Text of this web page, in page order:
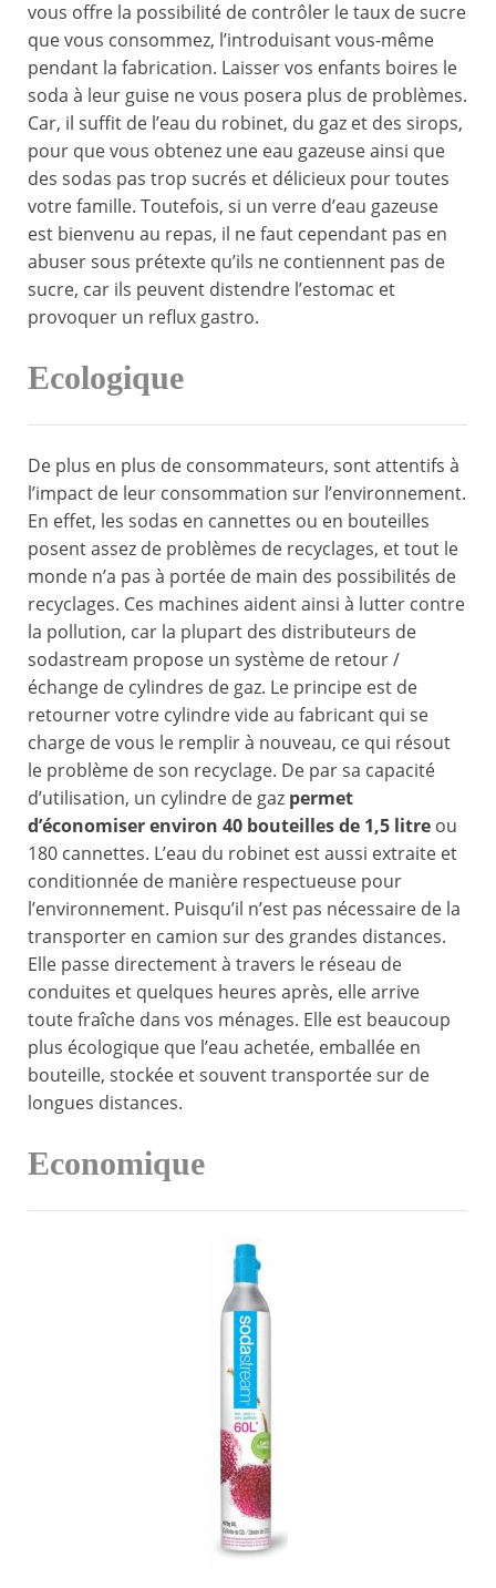
vous offre la possibilité de contrôler le taux de sucre
que vous consommez, l’introduisant vous-même
pendant la fabrication. Laisser vos enfants boires le
soda à leur guise ne vous posera plus de problèmes.
Car, il suffit de l’eau du robinet, du gaz et des sirops,
pour que vous obtenez une eau gazeuse ainsi que
des sodas pas trop sucrés et délicieux pour toutes
votre famille. Toutefois, si un verre d’eau gazeuse
est bienvenu au repas, il ne faut cependant pas en
abuser sous prétexte qu’ils ne contiennent pas de
sucre, car ils peuvent distendre l’estomac et
provoquer un reflux gastro.
Ecologique
De plus en plus de consommateurs, sont attentifs à
l’impact de leur consommation sur l’environnement.
En effet, les sodas en cannettes ou en bouteilles
posent assez de problèmes de recyclages, et tout le
monde n’a pas à portée de main des possibilités de
recyclages. Ces machines aident ainsi à lutter contre
la pollution, car la plupart des distributeurs de
sodastream propose un système de retour /
échange de cylindres de gaz. Le principe est de
retourner votre cylindre vide au fabricant qui se
charge de vous le remplir à nouveau, ce qui résout
le problème de son recyclage. De par sa capacité
d’utilisation, un cylindre de gaz permet
d’économiser environ 40 bouteilles de 1,5 litre ou
180 cannettes. L’eau du robinet est aussi extraite et
conditionnée de manière respectueuse pour
l’environnement. Puisqu’il n’est pas nécessaire de la
transporter en camion sur des grandes distances.
Elle passe directement à travers le réseau de
conduites et quelques heures après, elle arrive
toute fraîche dans vos ménages. Elle est beaucoup
plus écologique que l’eau achetée, emballée en
bouteille, stockée et souvent transportée sur de
longues distances.
Economique